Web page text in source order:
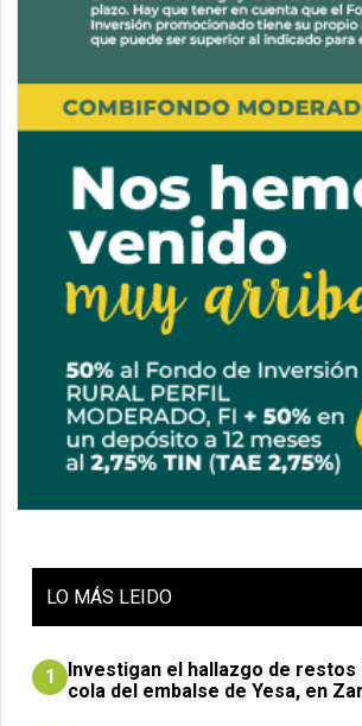
LO MÁS LEIDO
1
Investigan el hallazgo de restos
cola del embalse de Yesa, en